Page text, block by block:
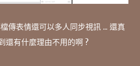
傳表情還可以多人同步視訊 ... 還真
還有什麼理由不用的啊 ?